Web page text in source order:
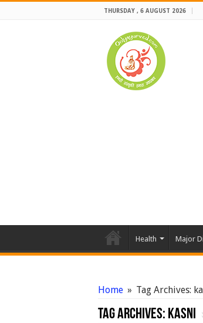
THURSDAY , 6 AUGUST 2026
Health Major
Home » Tag Archives:
Tag Archives: kasni